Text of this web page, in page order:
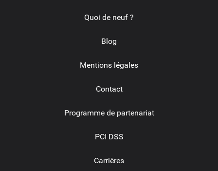
Quoi de neuf ?
Blog
Mentions légales
Contact
Programme de partenariat
PCI DSS
Carrières